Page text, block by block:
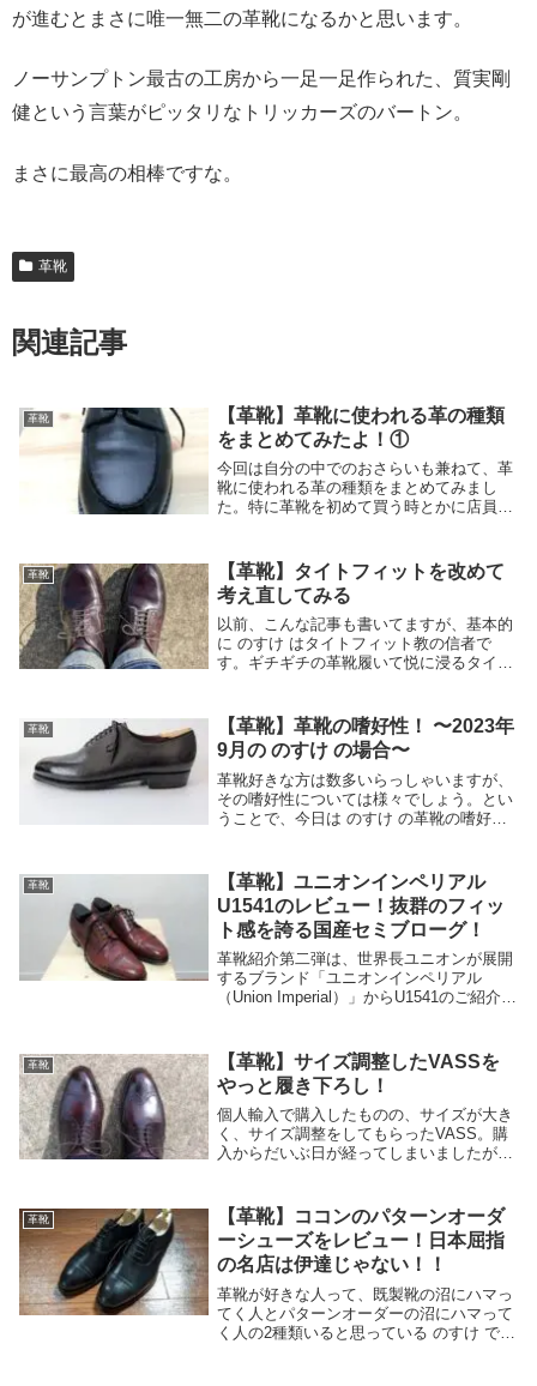
が進むとまさに唯一無二の革靴になるかと思います。
ノーサンプトン最古の工房から一足一足作られた、質実剛
健という言葉がピッタリなトリッカーズのバートン。
まさに最高の相棒ですな。
革靴
関連記事
革靴
【革靴】革靴に使われる革の種類
をまとめてみたよ！①
今回は自分の中でのおさらいも兼ねて、革
靴に使われる革の種類をまとめてみまし
た。特に革靴を初めて買う時とかに店員さ
かったのは のすけ だけじゃないはず。革
の種類とその...
革靴
【革靴】タイトフィットを改めて
考え直してみる
以前、こんな記事も書いてますが、基本的
に のすけ はタイトフィット教の信者で
す。ギチギチの革靴履いて悦に浸るタイプ
が過ぎるんじゃないか、と思いました。の
すけ のサ...
革靴
【革靴】革靴の嗜好性！ 〜2023年
9月の のすけ の場合〜
革靴好きな方は数多いらっしゃいますが、
その嗜好性については様々でしょう。とい
うことで、今日は のすけ の革靴の嗜好
思うので、あくまで2023年9月時点の好み
を自分自身...
革靴
【革靴】ユニオンインペリアル
U1541のレビュー！抜群のフィッ
ト感を誇る国産セミブローグ！
革靴紹介第二弾は、世界長ユニオンが展開
するブランド「ユニオンインペリアル
（Union Imperial）」からU1541のご紹介で
事ってあんまりないような感じだった...
革靴
【革靴】サイズ調整したVASSを
やっと履き下ろし！
個人輸入で購入したものの、サイズが大き
く、サイズ調整をしてもらったVASS。購
入からだいぶ日が経ってしまいましたが、
けの内容です。特に有益な情報もないので
暇な時にで...
革靴
【革靴】ココンのパターンオーダ
ーシューズをレビュー！日本屈指
の名店は伊達じゃない！！
革靴が好きな人って、既製靴の沼にハマっ
てく人とパターンオーダーの沼にハマって
く人の2種類いると思っている のすけ で